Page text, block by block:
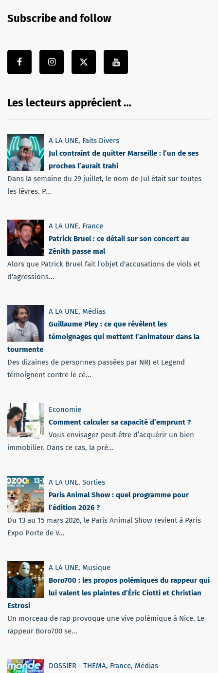
Subscribe and follow
Les lecteurs apprécient …
A LA UNE, Faits Divers
Jul contraint de quitter Marseille : l’un de ses
proches l’aurait trahi
Dans la semaine du 29 juillet, le nom de Jul était sur toutes
les lèvres. P...
A LA UNE, France
Patrick Bruel : ce détail sur son concert au
Zénith passe mal
Alors que Patrick Bruel fait l'objet d'accusations de viols et
d'agressions...
A LA UNE, Médias
Guillaume Pley : ce que révèlent les
témoignages qui mettent l’animateur dans la
tourmente
Des dizaines de personnes passées par NRJ et Legend
témoignent contre le cé...
Economie
Comment calculer sa capacité d’emprunt ?
Vous envisagez peut-être d’acquérir un bien
immobilier. Dans ce cas, la pré...
A LA UNE, Sorties
Paris Animal Show : quel programme pour
l’édition 2026 ?
Du 13 au 15 mars 2026, le Paris Animal Show revient à Paris
Expo Porte de V...
A LA UNE, Musique
Boro700 : les propos polémiques du rappeur qui
lui valent les plaintes d’Éric Ciotti et Christian
Estrosi
Un morceau de rap provoque une vive polémique à Nice. Le
rappeur Boro700 se...
DOSSIER - THEMA, France, Médias